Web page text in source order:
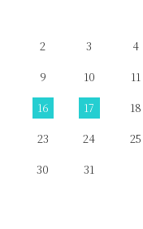
2
3 4
9
10 11
16
17 18
23
24 25
30
31